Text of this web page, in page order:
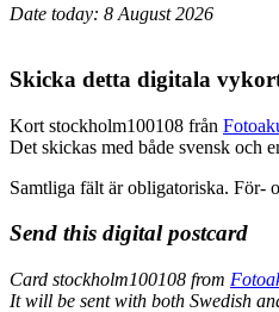
Date today: 8 August 2026
Skicka detta digitala
Kort stockholm100108 från
Det skickas med både svensk och
Samtliga fält är obligatoriska. För-
Send this digital postcard
Card stockholm100108 from
It will be sent with both Swedish